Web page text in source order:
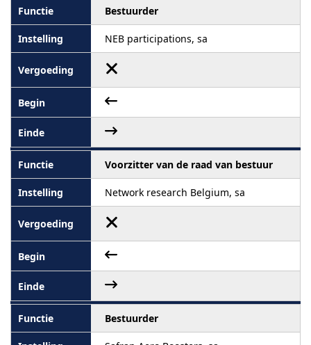
Bestuurder
NEB participations, sa
Voorzitter van de raad van bestuur
Network research Belgium, sa
Bestuurder